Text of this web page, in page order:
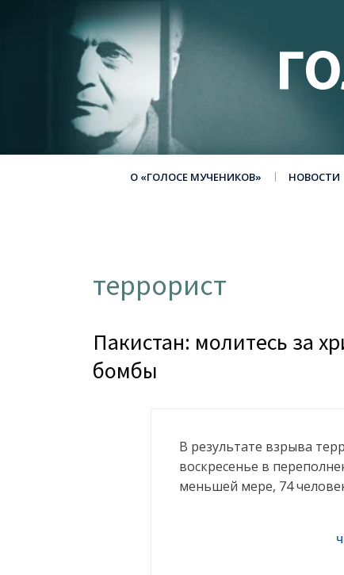
О «ГОЛОСЕ МУЧЕНИКОВ» НОВОСТИ
террорист
Пакистан: молитесь за
бомбы
В результате взрыва
воскресенье в
меньшей мере, 74